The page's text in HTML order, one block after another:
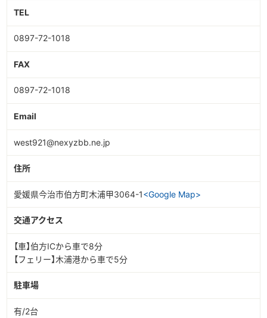
TEL
0897-72-1018
FAX
0897-72-1018
Email
west921@nexyzbb.ne.jp
住所
愛媛県今治市伯方町木浦甲3064-1<Google Map>
交通アクセス
【車】伯方ICから車で8分
【フェリー】木浦港から車で5分
駐車場
有/2台